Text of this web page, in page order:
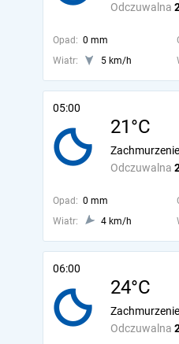
Odczuwalna
Opad: 0 mm
Wiatr:
5 km/h
05:00
21°C
Odczuwalna
Opad: 0 mm
Wiatr:
4 km/h
06:00
24°C
Odczuwalna